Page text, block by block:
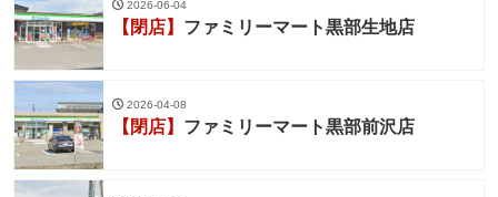
2026-06-04
【閉店】 ファミリーマート黒部生地店
2026-04-08
【閉店】 ファミリーマート黒部前沢店